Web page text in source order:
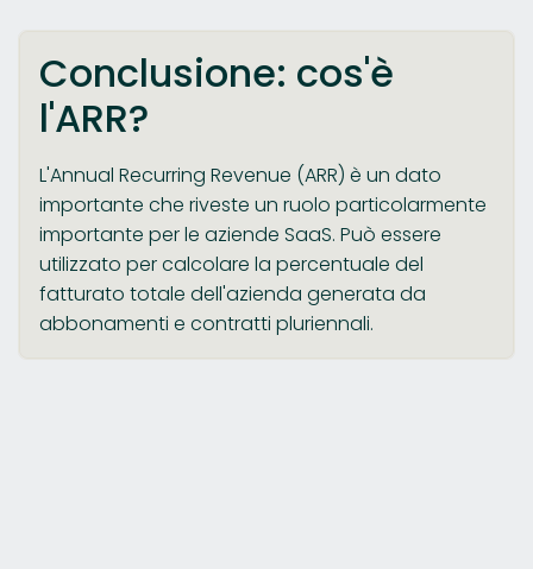
Conclusione: cos'è
l'ARR?
L'Annual Recurring Revenue (ARR) è un dato
importante che riveste un ruolo particolarmente
importante per le aziende SaaS. Può essere
utilizzato per calcolare la percentuale del
fatturato totale dell'azienda generata da
abbonamenti e contratti pluriennali.